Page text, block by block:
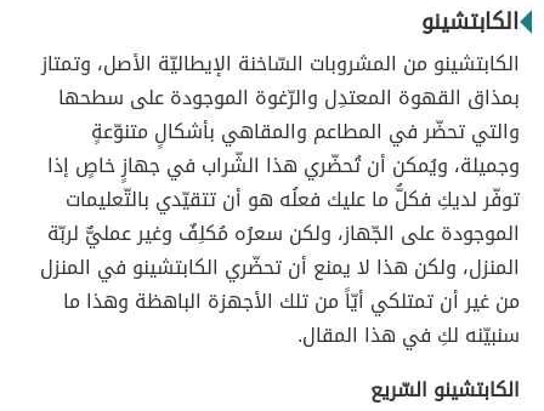
الكابتشينو
الكابتشينو من المشروبات السّاخنة الإيطاليّة الأصل، وتمتاز
بمذاق القهوة المعتدِل والرّغوة الموجودة على سطحها
والتي تحضّر في المطاعم والمقاهي بأشكالٍ متنوّعةٍ
وجميلة، ويُمكن أن تُحضّري هذا الشّراب في جهازٍ خاصٍ إذا
توفّر لديكِ فكلُّ ما عليك فعلُه هو أن تتقيّدي بالتّعليمات
الموجودة على الجّهاز، ولكن سعرُه مُكلِفٌ وغير عمليٌّ لربّة
المنزل، ولكن هذا لا يمنع أن تحضّري الكابتشينو في المنزل
من غير أن تمتلكي أيّاً من تلك الأجهزة الباهظة وهذا ما
سنبيّنه لكِ في هذا المقال.
الكابتشينو السّريع